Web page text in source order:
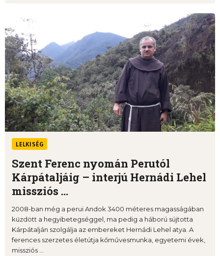
LELKISÉG
Szent Ferenc nyomán Perutól
Kárpátaljáig – interjú Hernádi Lehel
missziós ...
2008-ban még a perui Andok 3400 méteres magasságában
küzdött a hegyibetegséggel, ma pedig a háború sújtotta
Kárpátalján szolgálja az embereket Hernádi Lehel atya. A
ferences szerzetes életútja kőművesmunka, egyetemi évek,
missziós ...